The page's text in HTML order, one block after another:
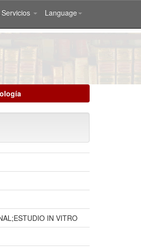
Language
Servicios
IN VITRO